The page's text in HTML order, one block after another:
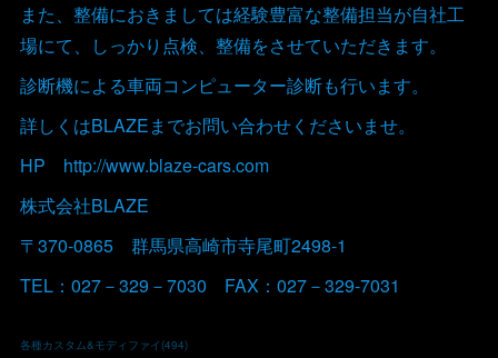
また、整備におきましては経験豊富な整備担当が自社工
場にて、しっかり点検、整備をさせていただきます。
診断機による車両コンピューター診断も行います。
詳しくはBLAZEまでお問い合わせくださいませ。
HP http://www.blaze-cars.com
株式会社BLAZE
〒370-0865 群馬県高崎市寺尾町2498-1
TEL：027－329－7030 FAX：027－329-7031
各種カスタム&モディファイ (494)